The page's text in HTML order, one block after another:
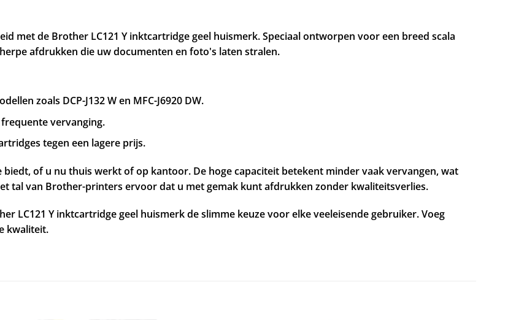
met de Brother LC121 Y inktcartridge geel huismerk. Speciaal ontworpen voor een breed scala
afdrukken die uw documenten en foto's laten stralen.
zoals DCP-J132 W en MFC-J6920 DW.
vervanging.
tegen een lagere prijs.
of u nu thuis werkt of op kantoor. De hoge capaciteit betekent minder vaak vervangen, wat
tal van Brother-printers ervoor dat u met gemak kunt afdrukken zonder kwaliteitsverlies.
LC121 Y inktcartridge geel huismerk de slimme keuze voor elke veeleisende gebruiker. Voeg
kwaliteit.